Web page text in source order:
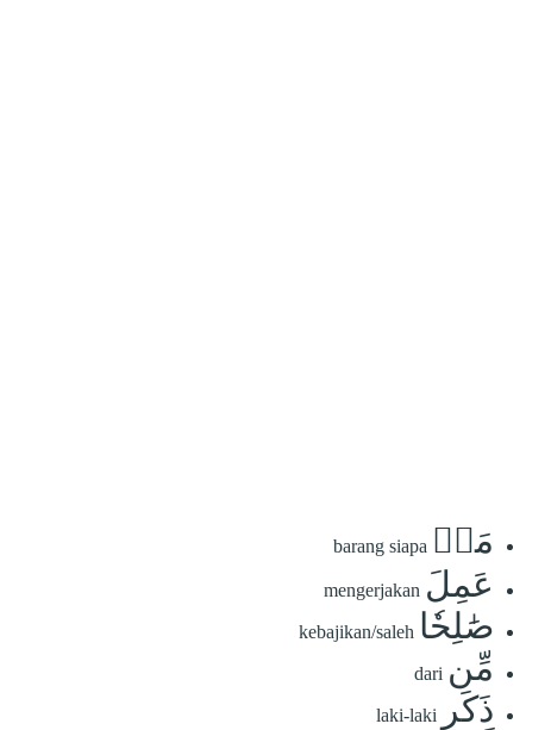
مَنۡ barang siapa
عَمِلَ mengerjakan
صَٰلِحٗا kebajikan/saleh
مِّن dari
ذَكَرٍ laki-laki